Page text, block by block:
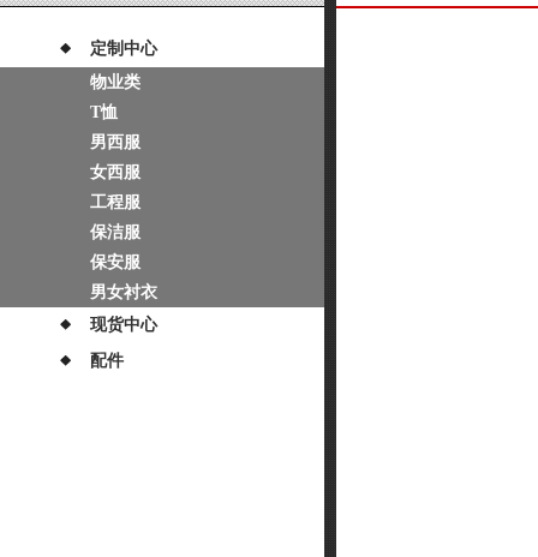
定制中心
物业类
T恤
男西服
女西服
工程服
保洁服
保安服
男女衬衣
现货中心
配件